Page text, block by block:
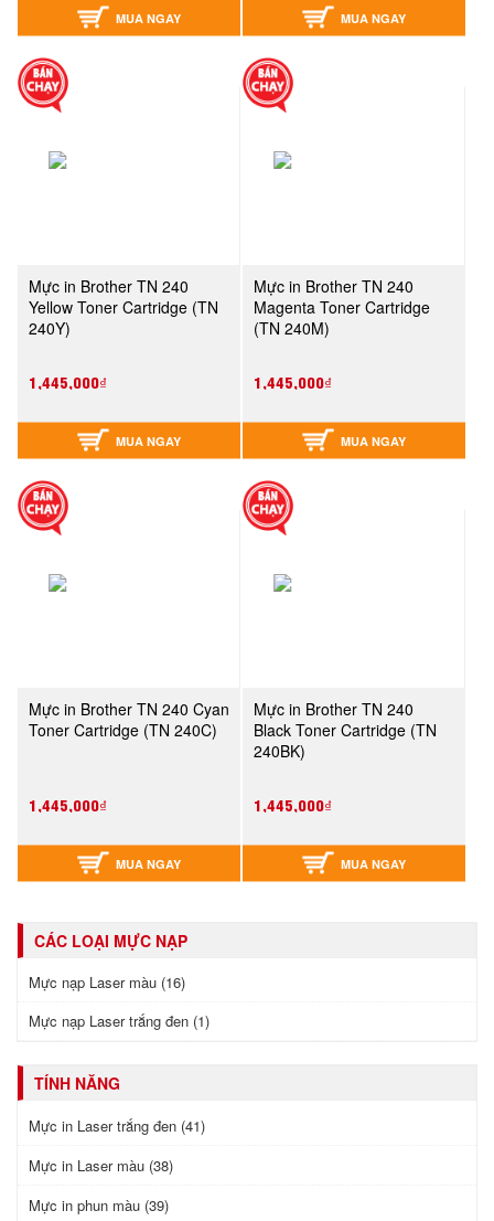
MUA NGAY MUA NGAY
Mực in Brother TN 240
Yellow Toner Cartridge (TN
240Y)
1,445,000₫
MUA NGAY
Mực in Brother TN 240
Magenta Toner Cartridge
(TN 240M)
1,445,000₫
MUA NGAY
Mực in Brother TN 240 Cyan
Toner Cartridge (TN 240C)
1,445,000₫
MUA NGAY
Mực in Brother TN 240
Black Toner Cartridge (TN
240BK)
1,445,000₫
MUA NGAY
CÁC LOẠI MỰC NẠP
Mực nạp Laser màu (16)
Mực nạp Laser trắng đen (1)
TÍNH NĂNG
Mực in Laser trắng đen (41)
Mực in Laser màu (38)
Mực in phun màu (39)